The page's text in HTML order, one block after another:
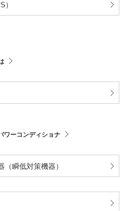
）
ワーコンディショナ
瞬低対策機器）